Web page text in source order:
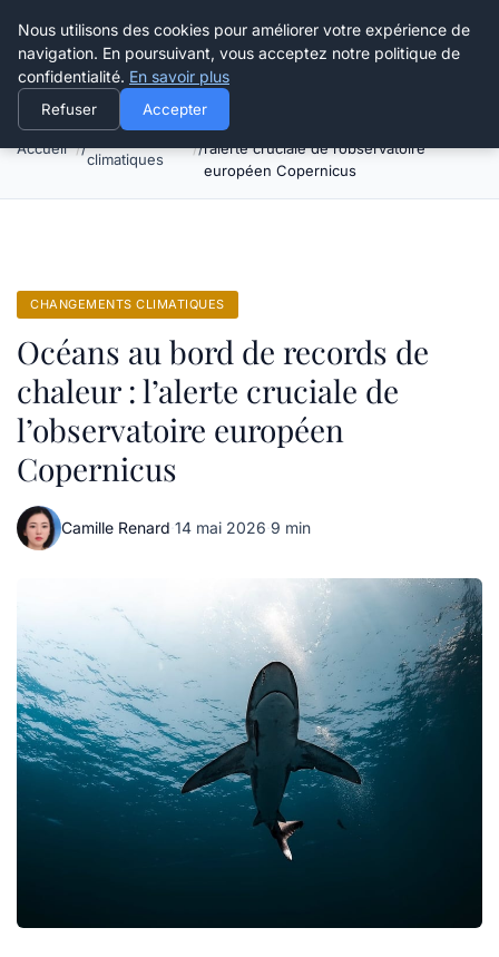
Happy Calyx Farmer
Accueil
climatiques
Océans au bord de records de chaleur :
l’alerte cruciale de l’observatoire
européen Copernicus
CHANGEMENTS CLIMATIQUES
Océans au bord de records de
chaleur : l’alerte cruciale de
l’observatoire européen
Copernicus
Camille Renard·14 mai 2026·9 min
Nous utilisons des cookies pour améliorer votre expérience de
navigation. En poursuivant, vous acceptez notre politique de
confidentialité. En savoir plus
Refuser Accepter